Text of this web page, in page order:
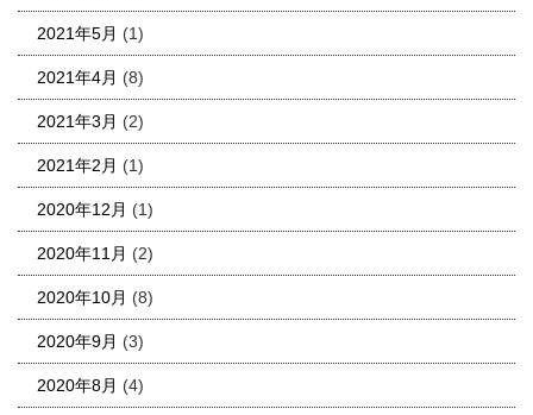
2021年5月 (1)
2021年4月 (8)
2021年3月 (2)
2021年2月 (1)
2020年12月 (1)
2020年11月 (2)
2020年10月 (8)
2020年9月 (3)
2020年8月 (4)